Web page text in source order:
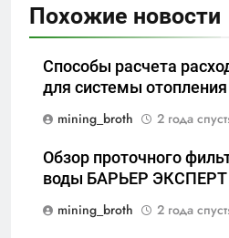
Похожие новости
Способы расчета
для системы отопления
mining_broth
2 года
Обзор проточного
воды БАРЬЕР ЭКСПЕРТ
mining_broth
2 года